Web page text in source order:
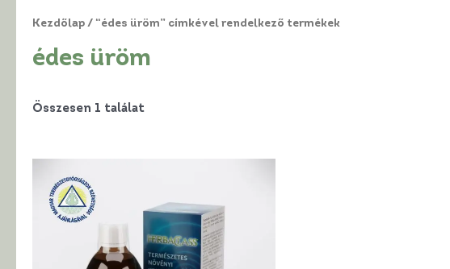
Kezdőlap / “édes üröm” címkével rendelkező termékek
édes üröm
Összesen 1 találat